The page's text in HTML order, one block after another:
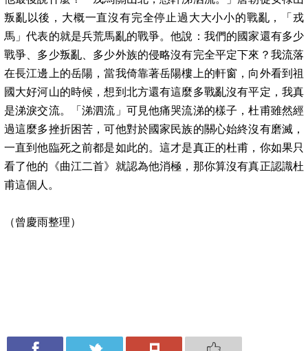
叛亂以後，大概一直沒有完全停止過大大小小的戰亂，「戎
馬」代表的就是兵荒馬亂的戰爭。他說：我們的國家還有多少
戰爭、多少叛亂、多少外族的侵略沒有完全平定下來？我流落
在長江邊上的岳陽，當我倚靠著岳陽樓上的軒窗，向外看到祖
國大好河山的時候，想到北方還有這麼多戰亂沒有平定，我真
是涕淚交流。「涕泗流」可見他痛哭流涕的樣子，杜甫雖然經
過這麼多挫折困苦，可他對於國家民族的關心始終沒有磨滅，
一直到他臨死之前都是如此的。這才是真正的杜甫，你如果只
看了他的《曲江二首》就認為他消極，那你算沒有真正認識杜
甫這個人。
（曾慶雨整理）